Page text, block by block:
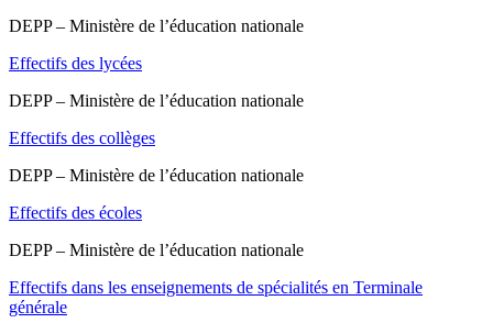
DEPP – Ministère de l’éducation nationale
Effectifs des lycées
DEPP – Ministère de l’éducation nationale
Effectifs des collèges
DEPP – Ministère de l’éducation nationale
Effectifs des écoles
DEPP – Ministère de l’éducation nationale
Effectifs dans les enseignements de spécialités en Terminale
générale